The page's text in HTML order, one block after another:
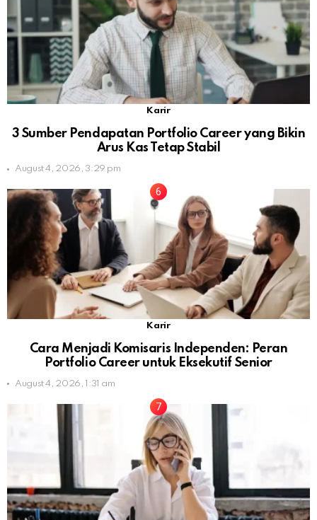
Karir
3 Sumber Pendapatan Portfolio Career yang Bikin
Arus Kas Tetap Stabil
August 4, 2026, 3:29 pm
Karir
Cara Menjadi Komisaris Independen: Peran
Portfolio Career untuk Eksekutif Senior
August 4, 2026, 1:31 am